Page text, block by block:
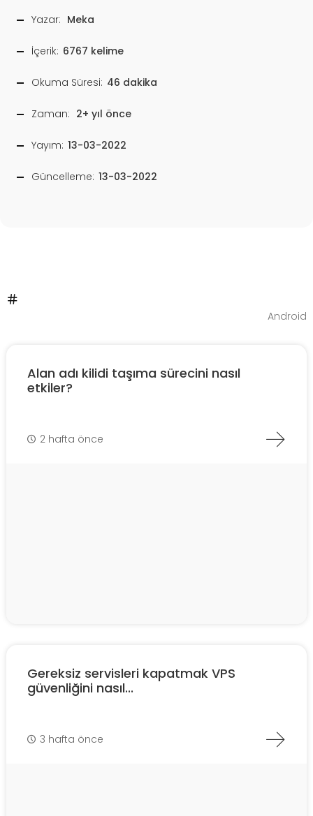
Yazar: Meka
İçerik: 6767 kelime
Okuma Süresi: 46 dakika
Zaman: 2+ yıl önce
Yayım: 13-03-2022
Güncelleme: 13-03-2022
Android
Alan adı kilidi taşıma sürecini nasıl
etkiler?
2 hafta önce
Gereksiz servisleri kapatmak VPS
güvenliğini nasıl...
3 hafta önce